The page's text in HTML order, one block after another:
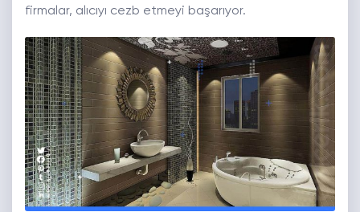
firmalar, alıcıyı cezb etmeyi başarıyor.